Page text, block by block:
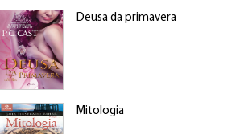
Deusa da primavera
Mitologia